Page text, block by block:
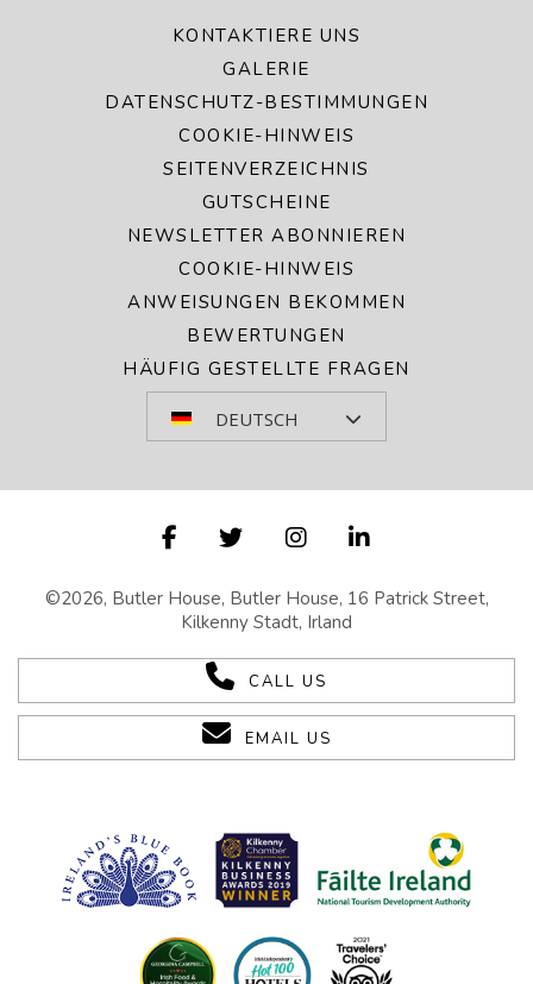
KONTAKTIERE UNS
GALERIE
DATENSCHUTZ-BESTIMMUNGEN
COOKIE-HINWEIS
SEITENVERZEICHNIS
GUTSCHEINE
NEWSLETTER ABONNIEREN
COOKIE-HINWEIS
ANWEISUNGEN BEKOMMEN
BEWERTUNGEN
HÄUFIG GESTELLTE FRAGEN
DEUTSCH
©2026, Butler House, Butler House, 16 Patrick Street,
Kilkenny Stadt, Irland
CALL US
EMAIL US